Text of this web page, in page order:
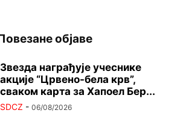
објаве
Звезда награђује учеснике
акције “Црвено-бела крв”,
сваком карта за Хапоел Бер...
SDCZ - 06/08/2026